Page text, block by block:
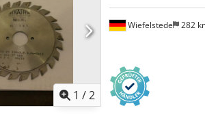
1 /2
Wiefelstede 282